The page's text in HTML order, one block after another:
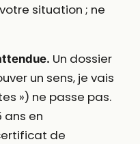
situation ; ne
Un dossier
un sens, je vais
») ne passe pas.
ans en
de